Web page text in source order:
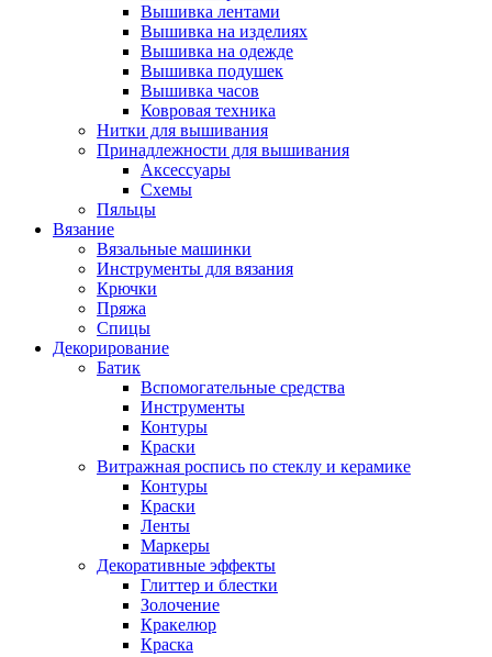
Вышивка лентами
Вышивка на изделиях
Вышивка на одежде
Вышивка подушек
Вышивка часов
Ковровая техника
Нитки для вышивания
Принадлежности для вышивания
Аксессуары
Схемы
Пяльцы
Вязание
Вязальные машинки
Инструменты для вязания
Крючки
Пряжа
Спицы
Декорирование
Батик
Вспомогательные средства
Инструменты
Контуры
Краски
Витражная роспись по стеклу и керамике
Контуры
Краски
Ленты
Маркеры
Декоративные эффекты
Глиттер и блестки
Золочение
Кракелюр
Краска